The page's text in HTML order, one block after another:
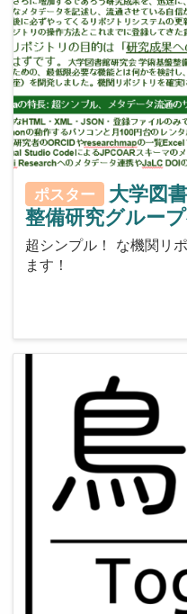
ポスター
大学図
整備研究グルー
超シンプル！ な機関リ
ます！